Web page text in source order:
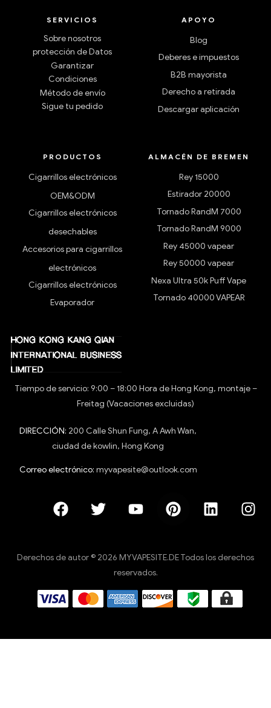
SERVICIOS
Sobre nosotros
protección de Datos
Garantizar
Condiciones
Método de envío
Sigue tu pedido
APOYO
Blog
Deberes e impuestos
B2B mayorista
Derecho a retirada
Descargar aplicación
PRODUCTOS
Cigarrillos electrónicos
OEM&ODM
Cigarrillos electrónicos
desechables
Accesorios para cigarrillos
electrónicos
Cigarrillos electrónicos
Evaporador
ALMACÉN DE BREMEN
Rey 15000
Estirador 20000
Tornado RandM 7000
Tornado RandM 9000
Rey 45000 vapear
Rey 50000 vapear
Nexa Ultra 50k Puff Vape
Tornado 40000 VAPEAR
Tiempo de servicio: 9:00 – 18:00 Hora de Hong Kong, montaje –
Freitag (Vacaciones excluidas)
DIRECCIÓN: 200 Calle Shun Fung, A Awh Wan,
ciudad de kowlin, Hong Kong
Correo electrónico: myvapesite@outlook.com
Derechos de autor © 2026 MYVAPESITE.DE Todos los derechos
reservados.